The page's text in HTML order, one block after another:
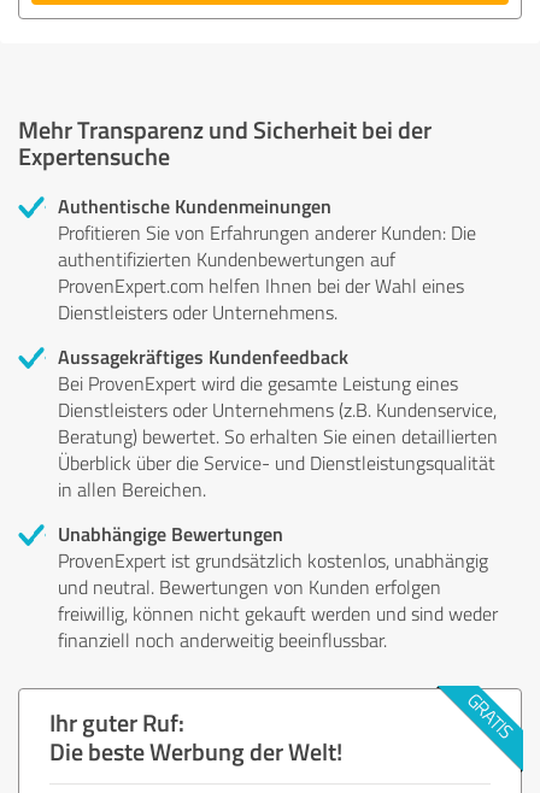
Mehr Transparenz und Sicherheit bei der
Expertensuche
Authentische Kundenmeinungen
Profitieren Sie von Erfahrungen anderer Kunden: Die
authentifizierten Kundenbewertungen auf
ProvenExpert.com helfen Ihnen bei der Wahl eines
Dienstleisters oder Unternehmens.
Aussagekräftiges Kundenfeedback
Bei ProvenExpert wird die gesamte Leistung eines
Dienstleisters oder Unternehmens (z.B. Kundenservice,
Beratung) bewertet. So erhalten Sie einen detaillierten
Überblick über die Service- und Dienstleistungsqualität
in allen Bereichen.
Unabhängige Bewertungen
ProvenExpert ist grundsätzlich kostenlos, unabhängig
und neutral. Bewertungen von Kunden erfolgen
freiwillig, können nicht gekauft werden und sind weder
finanziell noch anderweitig beeinflussbar.
Ihr guter Ruf:
Die beste Werbung der Welt!